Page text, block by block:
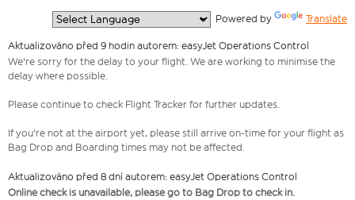
Powered by Translate
Aktualizováno před 9 hodin autorem: easyJet Operations Control
We're sorry for the delay to your flight. We are working to minimise the
delay where possible.
Please continue to check Flight Tracker for further updates.
If you're not at the airport yet, please still arrive on-time for your flight as
Bag Drop and Boarding times may not be affected.
Aktualizováno před 8 dní autorem: easyJet Operations Control
Online check is unavailable, please go to Bag Drop to check in.